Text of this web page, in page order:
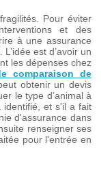
Pour éviter
et des
à une assurance
est d’avoir un
les dépenses chez
comparaison de
obtenir un devis
le type d’animal à
identifié, et s'il a fait
d'assurance dans
renseigner ses
pour l'entrée en